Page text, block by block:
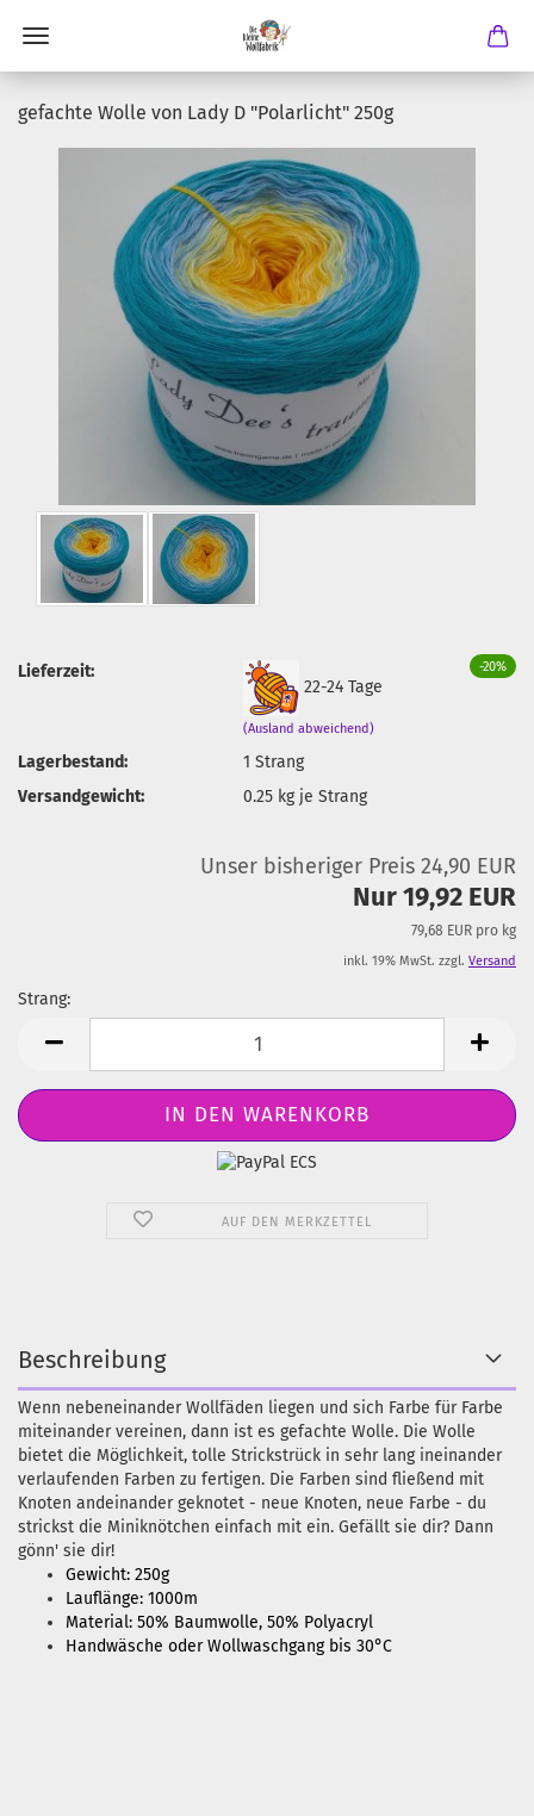
gefachte Wolle von Lady D "Polarlicht" 250g
-20%
Lieferzeit:
22-24 Tage
(Ausland abweichend)
Lagerbestand: 1Strang
Versandgewicht:
0.25 kg je Strang
Unser bisheriger Preis 24,90 EUR
Nur 19,92 EUR
79,68 EUR pro kg
inkl. 19% MwSt. zzgl. Versand
Strang:
AUF DEN MERKZETTEL
Beschreibung
Wenn nebeneinander Wollfäden liegen und sich Farbe für Farbe
miteinander vereinen, dann ist es gefachte Wolle. Die Wolle
bietet die Möglichkeit, tolle Strickstrück in sehr lang ineinander
verlaufenden Farben zu fertigen. Die Farben sind fließend mit
Knoten andeinander geknotet - neue Knoten, neue Farbe - du
strickst die Miniknötchen einfach mit ein. Gefällt sie dir? Dann
gönn' sie dir!
Gewicht: 250g
Lauflänge: 1000m
Material: 50% Baumwolle, 50% Polyacryl
Handwäsche oder Wollwaschgang bis 30°C